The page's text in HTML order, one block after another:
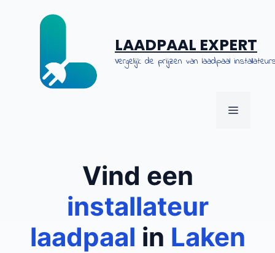
LAADPAAL EXPERT
Vergelijk de prijzen van laadpaal
MENU
Vind een
installateur
laadpaal in Laken